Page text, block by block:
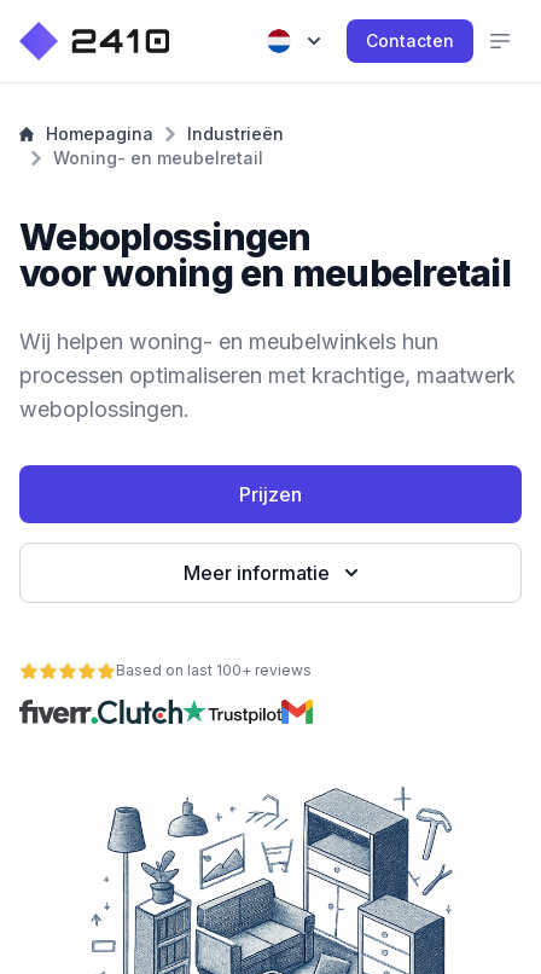
Contacten
Homepagina
Industrieën
Woning- en meubelretail
Weboplossingen
voor woning en meubelretail
Wij helpen woning- en meubelwinkels hun
processen optimaliseren met krachtige, maatwerk
weboplossingen.
Prijzen
Meer informatie
Based on last 100+ reviews